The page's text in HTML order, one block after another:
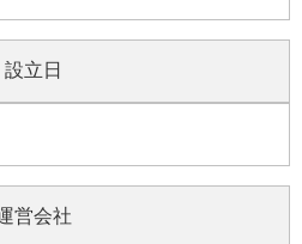
設立日
営会社